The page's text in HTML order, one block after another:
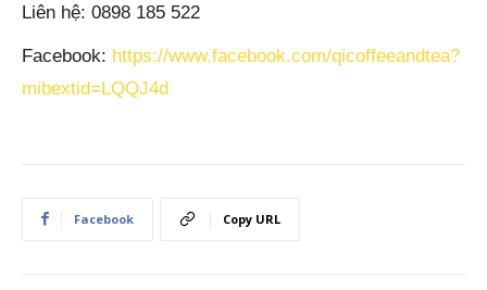
Liên hệ: 0898 185 522
Facebook: https://www.facebook.com/qicoffeeandtea?
mibextid=LQQJ4d
Facebook Copy URL